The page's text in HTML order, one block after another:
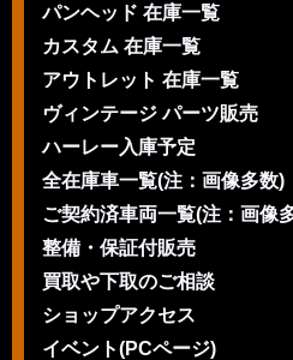
パンヘッド 在庫一覧
カスタム 在庫一覧
アウトレット 在庫一覧
ヴィンテージ パーツ販売
ハーレー入庫予定
全在庫車一覧(注：画像多数)
ご契約済車両一覧(注：画像
整備・保証付販売
買取や下取のご相談
ショップアクセス
イベント(PCページ)